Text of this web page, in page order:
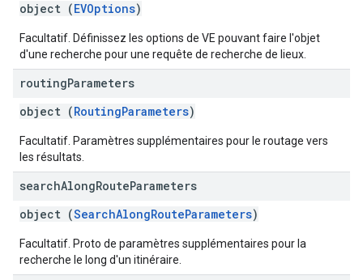
object (EVOptions)
Facultatif. Définissez les options de VE pouvant faire l'objet
d'une recherche pour une requête de recherche de lieux.
routingParameters
object (RoutingParameters)
Facultatif. Paramètres supplémentaires pour le routage vers
les résultats.
searchAlongRouteParameters
object (SearchAlongRouteParameters)
Facultatif. Proto de paramètres supplémentaires pour la
recherche le long d'un itinéraire.